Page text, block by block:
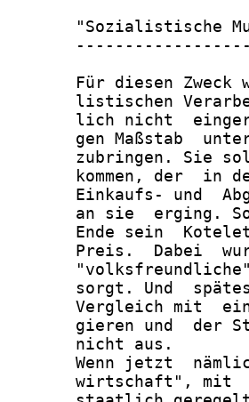
"Sozialistische
Für diesen Zweck
listischen
lich nicht
gen Maßstab
zubringen. Sie
kommen, der  in
Einkaufs- und
an sie  erging.
Ende sein
Preis.  Dabei
sorgt. Und
Vergleich mit
gieren und  der
       nicht aus.
Wenn jetzt
wirtschaft", mit